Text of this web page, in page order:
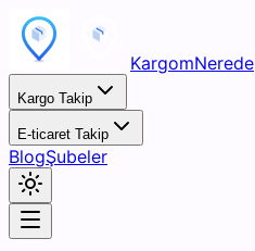
KargomNerede
Kargo Takip
E-ticaret Takip
BlogŞubeler